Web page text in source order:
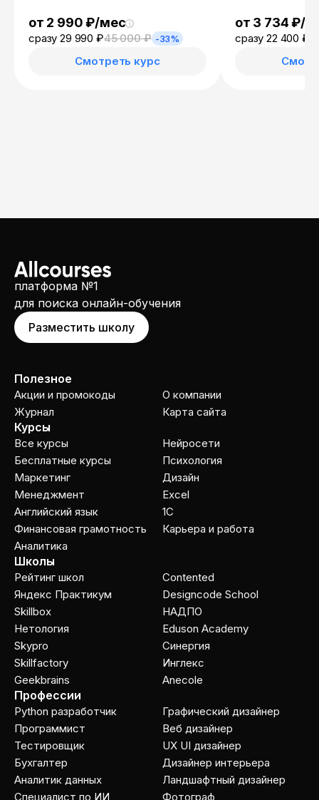
от 2 990 ₽/мес
сразу 29 990 ₽45 000 ₽ -33%
Смотреть курс
от 3 734 ₽/
сразу 22 400 ₽
платформа №1
для поиска онлайн-обучения
Разместить школу
Полезное
Акции и промокоды
Журнал
О компании
Карта сайта
Курсы
Все курсы
Бесплатные курсы
Маркетинг
Менеджмент
Английский язык
Финансовая грамотность
Аналитика
Нейросети
Психология
Дизайн
Excel
1C
Карьера и работа
Школы
Рейтинг школ
Яндекс Практикум
Skillbox
Нетология
Skypro
Skillfactory
Geekbrains
Contented
Designcode School
НАДПО
Eduson Academy
Cинергия
Инглекс
Anecole
Профессии
Python разработчик
Программист
Тестировщик
Бухгалтер
Аналитик данных
Специалист по ИИ
Графический дизайнер
Веб дизайнер
UX UI дизайнер
Дизайнер интерьера
Ландшафтный дизайнер
Фотограф